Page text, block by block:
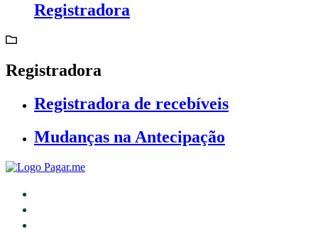
Registradora
Registradora
Registradora de recebíveis
Mudanças na Antecipação